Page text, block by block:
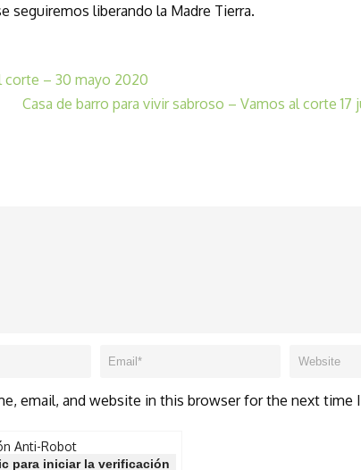
seguiremos liberando la Madre Tierra.
corte – 30 mayo 2020
Casa de barro para vivir sabroso – Vamos al corte 17
email, and website in this browser for the next time
Anti-Robot
para iniciar la verificación